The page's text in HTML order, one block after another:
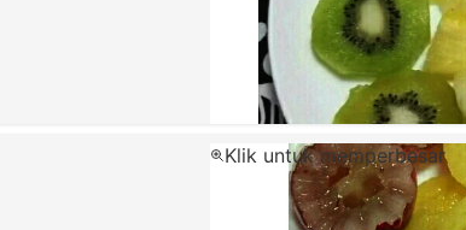
Klik untuk memperbesar